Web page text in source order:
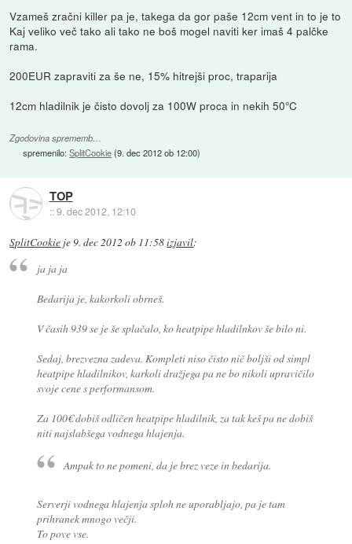
Vzameš zračni killer pa je, takega da gor paše 12cm vent in to je to
Kaj veliko več tako ali tako ne boš mogel naviti ker imaš 4 palčke
rama.
200EUR zapraviti za še ne, 15% hitrejši proc, traparija
12cm hladilnik je čisto dovolj za 100W proca in nekih 50°C
Zgodovina sprememb…
spremenilo:SplitCookie(9. dec 2012 ob 12:00)
TOP
::9. dec 2012, 12:10
SplitCookie je9. dec 2012 ob 11:58izjavil:
ja ja ja
Bedarija je, kakorkoli obrneš.
V časih 939 se je še splačalo, ko heatpipe hladilnkov še bilo ni.
Sedaj, brezvezna zadeva. Kompleti niso čisto nič boljši od simpl
heatpipe hladilnikov, karkoli dražjega pa ne bo nikoli upravičilo
svoje cene s performansom.
Za 100€ dobiš odličen heatpipe hladilnik, za tak keš pa ne dobiš
niti najslabšega vodnega hlajenja.
Ampak to ne pomeni, da je brez veze in bedarija.
Serverji vodnega hlajenja sploh ne uporabljajo, pa je tam
prihranek mnogo večji.
To pove vse.